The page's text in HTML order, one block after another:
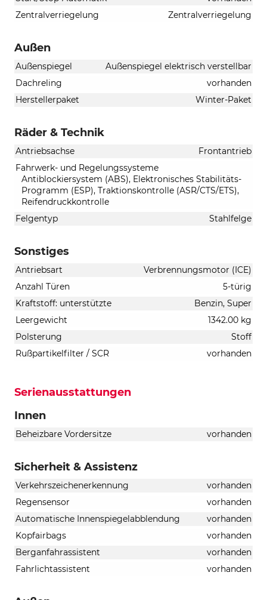
Zentralverriegelung
Zentralverriegelung
Außen
Außenspiegel
Außenspiegel elektrisch verstellbar
Dachreling
vorhanden
Herstellerpaket
Winter-Paket
Räder & Technik
Antriebsachse
Frontantrieb
Fahrwerk- und Regelungssysteme
Antiblockiersystem (ABS), Elektronisches Stabilitäts-
Programm (ESP), Traktionskontrolle (ASR/CTS/ETS),
Reifendruckkontrolle
Felgentyp
Stahlfelge
Sonstiges
Antriebsart
Verbrennungsmotor (ICE)
Anzahl Türen
5-türig
Kraftstoff: unterstützte
Benzin, Super
Leergewicht
1342.00 kg
Polsterung
Stoff
Rußpartikelfilter / SCR
vorhanden
Serienausstattungen
Innen
Beheizbare Vordersitze vorhanden
Sicherheit & Assistenz
Verkehrszeichenerkennung
vorhanden
Regensensor
vorhanden
Automatische Innenspiegelabblendung
vorhanden
Kopfairbags
vorhanden
Berganfahrassistent
vorhanden
Fahrlichtassistent
vorhanden